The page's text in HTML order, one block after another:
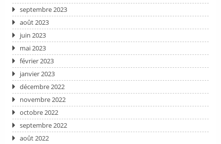
septembre 2023
août 2023
juin 2023
mai 2023
février 2023
janvier 2023
décembre 2022
novembre 2022
octobre 2022
septembre 2022
août 2022